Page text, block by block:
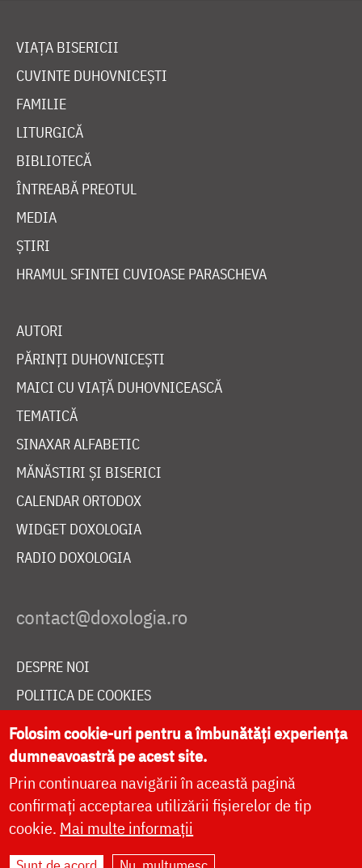
VIAȚA BISERICII
CUVINTE DUHOVNICEȘTI
FAMILIE
LITURGICĂ
BIBLIOTECĂ
ÎNTREABĂ PREOTUL
MEDIA
ȘTIRI
HRAMUL SFINTEI CUVIOASE PARASCHEVA
AUTORI
PĂRINȚI DUHOVNICEȘTI
MAICI CU VIAȚĂ DUHOVNICEASCĂ
TEMATICĂ
SINAXAR ALFABETIC
MĂNĂSTIRI ȘI BISERICI
CALENDAR ORTODOX
WIDGET DOXOLOGIA
RADIO DOXOLOGIA
DESPRE NOI
POLITICA DE COOKIES
DONEAZĂ ONLINE PENTRU CATEDRALA NAȚIONALĂ
LIVE
Folosim cookie-uri pentru a îmbunătăți experiența
dumneavoastră pe acest site.
Prin continuarea navigării în această pagină
confirmați acceptarea utilizării fișierelor de tip
cookie. Mai multe informații